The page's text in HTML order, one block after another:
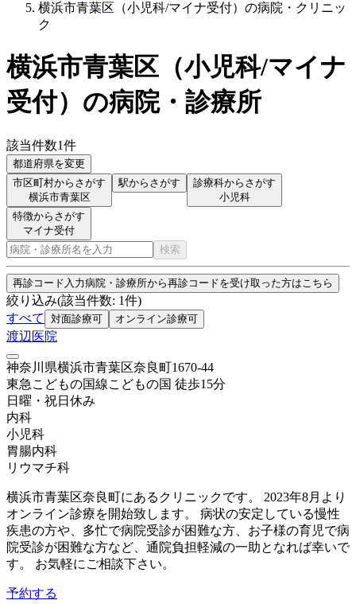
横浜市青葉区（小児科/マイナ受付）の病院・クリニッ
ク
横浜市青葉区 （小児科/マイナ
受付） の病院・診療所
該当件数1件
都道府県を変更
市区町村からさがす
横浜市青葉区
駅からさがす
診療科からさがす
小児科
特徴からさがす
マイナ受付
検索
再診コード入力病院・診療所から再診コードを受け取った方はこちら
絞り込み(該当件数: 1件)
すべて
対面診療可 オンライン診療可
渡辺医院
神奈川県横浜市青葉区奈良町1670-44
東急こどもの国線こどもの国 徒歩15分
日曜・祝日 休み
内科
小児科
胃腸内科
リウマチ科
横浜市青葉区奈良町にあるクリニックです。 2023年8月より
オンライン診療を開始致します。 病状の安定している慢性
疾患の方や、多忙で病院受診が困難な方、お子様の育児で病
院受診が困難な方など、通院負担軽減の一助となれば幸いで
す。 お気軽にご相談下さい。
予約する